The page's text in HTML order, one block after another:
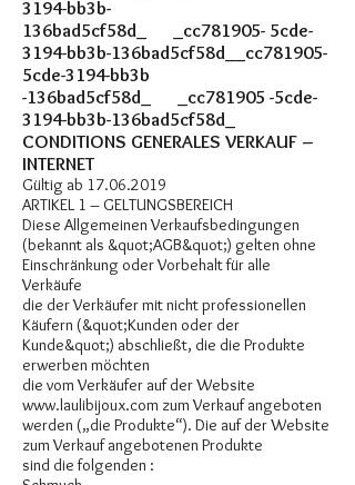
3194-bb3b-
136bad5cf58d_ _cc781905- 5cde-
3194-bb3b-136bad5cf58d__cc781905-
5cde-3194-bb3b
-136bad5cf58d_ _cc781905 -5cde-
3194-bb3b-136bad5cf58d_
CONDITIONS GENERALES VERKAUF –
INTERNET
Gültig ab 17.06.2019
ARTIKEL 1 – GELTUNGSBEREICH
Diese Allgemeinen Verkaufsbedingungen
(bekannt als &quot;AGB&quot;) gelten ohne
Einschränkung oder Vorbehalt für alle
Verkäufe
die der Verkäufer mit nicht professionellen
Käufern (&quot;Kunden oder der
Kunde&quot;) abschließt, die die Produkte
erwerben möchten
die vom Verkäufer auf der Website
www.laulibijoux.com zum Verkauf angeboten
werden („die Produkte“). Die auf der Website
zum Verkauf angebotenen Produkte
sind die folgenden :